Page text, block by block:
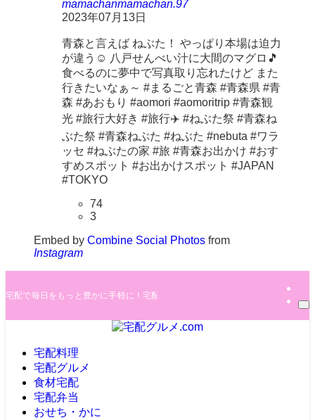
mamachanmamachan.97
2023年07月13日
青森と言えば ねぶた！ やっぱり本場は迫力
が違う☺ 八戸せんべい汁に大間のマグロ🎵
食べるのに夢中で写真取り忘れたけど また
行きたいなぁ～ #まるごと青森 #青森県 #青
森 #あおもり #aomori #aomoritrip #青森観
光 #旅行大好き #旅行✈️ #ねぶた祭 #青森ね
ぶた祭 #青森ねぶた #ねぶた #nebuta #ワラ
ッセ #ねぶたの家 #旅 #青森お出かけ #おす
すめスポット #お出かけスポット #JAPAN
#TOKYO
74
3
Embed by Combine Social Photos from
Instagram
宅配で毎日をもっと豊かに手軽に！宅配で買った商品を紹介しています。
宅配料理
宅配グルメ
食材宅配
宅配弁当
おせち・かに